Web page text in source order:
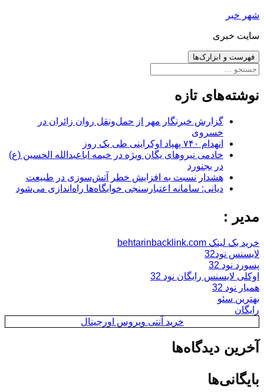
رفتن
نوشته‌ها
شهر خبر
سایت خبری
فهرست و ابزارک‌ها
جستجو
نوشته‌های تازه
گزارش خبرنگار مهر از حمل‌ونقل روان زائران در
خسروی
انهدام ۷۴۰ پهپاد اوکراینی طی یک روز
خادمی نیروهای یگان ویژه در خیمه اباعبدالله الحسین (ع)
در بجنورد
هشدار نسبت به افزایش خطر آتش‌سوزی در طبیعت
دیانی: سامانه اعتبارسنجی خوابگاه‌ها راه‌اندازی می‌شود
مدیر :
خرید بک لینک behtarinbacklink.com
لایسنس نود32
پسورد نود 32
اوکلی لایسنس رایگان نود 32
همیار نود 32
بهترین سئو
رایگان
خرید آنتی ویروس اورجینال
آخرین دیدگاه‌ها
بایگانی‌ها